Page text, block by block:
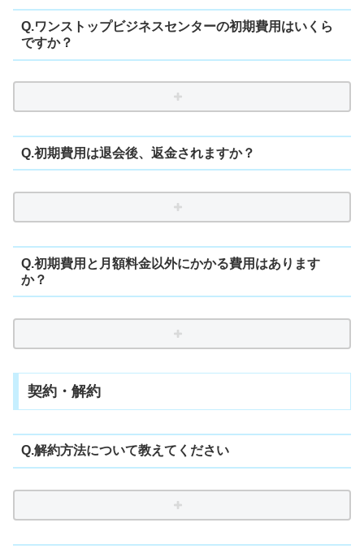
Q.ワンストップビジネスセンターの初期費用はいくら
ですか？
Q.初期費用は退会後、返金されますか？
Q.初期費用と月額料金以外にかかる費用はあります
か？
契約・解約
Q.解約方法について教えてください